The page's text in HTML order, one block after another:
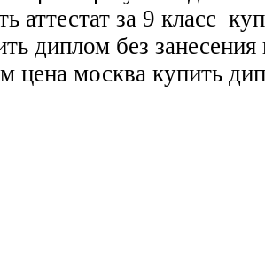
аттестат за 9 класс
диплом без
цена москва купить